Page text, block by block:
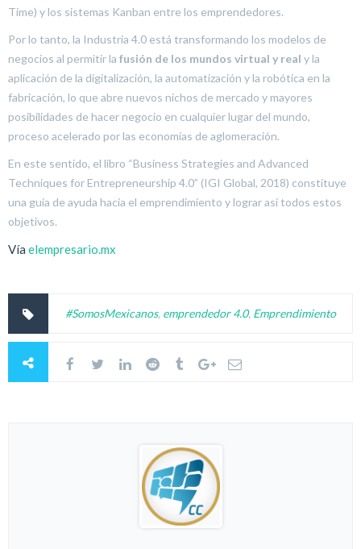
Time) y los sistemas Kanban entre los emprendedores.
Por lo tanto, la Industria 4.0 está transformando los modelos de
negocios al permitir la fusión de los mundos virtual y real y la
aplicación de la digitalización, la automatización y la robótica en la
fabricación, lo que abre nuevos nichos de mercado y mayores
posibilidades de hacer negocio en cualquier lugar del mundo,
proceso acelerado por las economías de aglomeración.
En este sentido, el libro “Business Strategies and Advanced
Techniques for Entrepreneurship 4.0” (IGI Global, 2018) constituye
una guía de ayuda hacia el emprendimiento y lograr así todos estos
objetivos.
Vía elempresario.mx
#SomosMexicanos, emprendedor 4.0, Emprendimiento